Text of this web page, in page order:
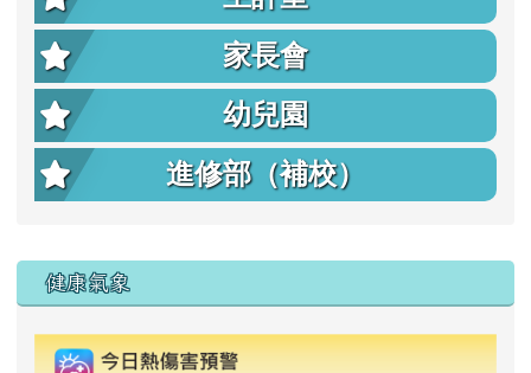
家長會
幼兒園
進修部（補校）
右邊區域內容
健康氣象